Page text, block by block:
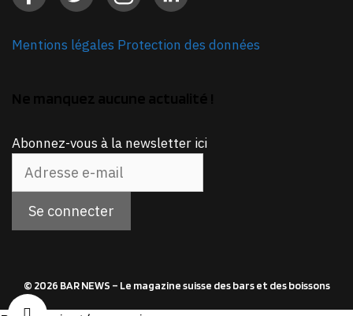
Mentions légales Protection des données
Abonnez-vous à la newsletter ici
© 2026 BAR NEWS – Le magazine suisse des bars et des boissons